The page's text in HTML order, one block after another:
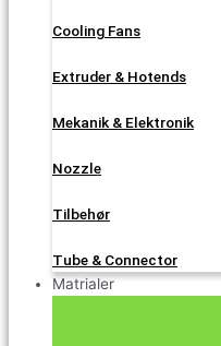
Cooling Fans
Extruder & Hotends
Mekanik & Elektronik
Nozzle
Tilbehør
Tube & Connector
Matrialer